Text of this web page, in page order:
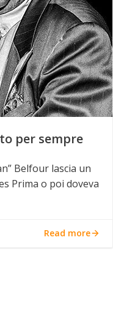
per sempre
Belfour lascia un
Prima o poi doveva
Read more